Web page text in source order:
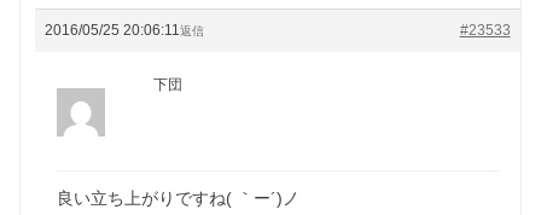
2016/05/25 20:06:11 #23533
返信
下団
良い立ち上がりですね( ｀ー´)ノ